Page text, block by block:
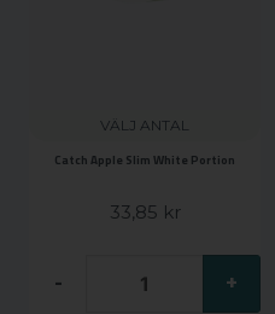
VÄLJ ANTAL
Catch Apple Slim White Portion
33,85 kr
- +